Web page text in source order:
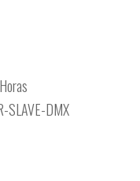
SLAVE-DMX